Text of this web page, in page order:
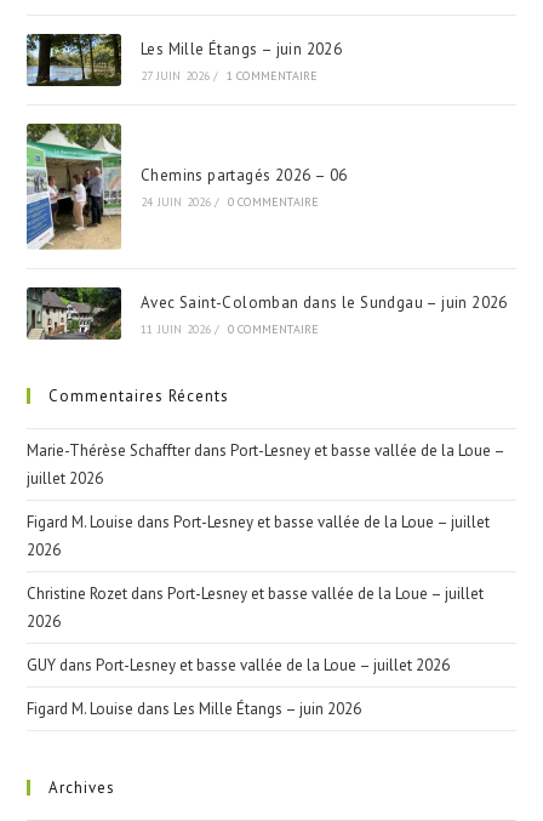
Les Mille Étangs – juin 2026
27 JUIN 2026 / 1 COMMENTAIRE
Chemins partagés 2026 – 06
24 JUIN 2026 / 0 COMMENTAIRE
Avec Saint-Colomban dans le Sundgau – juin 2026
11 JUIN 2026 / 0 COMMENTAIRE
Commentaires Récents
Marie-Thérèse Schaffter dansPort-Lesney et basse vallée de la Loue –
juillet 2026
Figard M. Louise dansPort-Lesney et basse vallée de la Loue – juillet
2026
Christine Rozet dansPort-Lesney et basse vallée de la Loue – juillet
2026
GUY dansPort-Lesney et basse vallée de la Loue – juillet 2026
Figard M. Louise dansLes Mille Étangs – juin 2026
Archives